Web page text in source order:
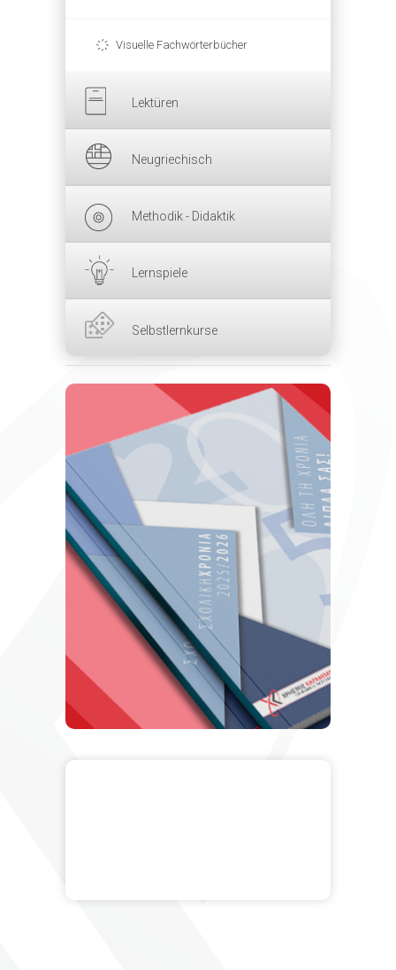
Visuelle Fachwörterbücher
Lektüren
Neugriechisch
Methodik - Didaktik
Lernspiele
Selbstlernkurse